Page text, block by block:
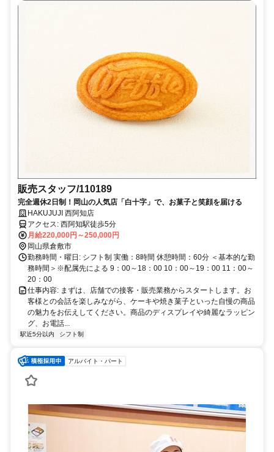
販売スタッフ/110189
完全週休2日制！岡山の人気店「白十字」で、お菓子と笑顔を届ける
HAKUJUJI 西阿知店
アクセス: 西阿知駅徒歩5分
月給220,000円～250,000円
岡山県倉敷市
勤務時間・曜日: シフト制 実働：8時間 休憩時間：60分 ＜基本的な勤
務時間＞※配属先による 9：00～18：00 10：00～19：00 11：00～
20：00
仕事内容: まずは、店舗での接客・販売業務からスタートします。お
客様との会話を楽しみながら、ケーキや焼き菓子といった自慢の商品
の魅力をお伝えしてください。商品のディスプレイや綺麗なラッピン
グ、お電話...
駅近5分以内 シフト制
アルバイト・パート